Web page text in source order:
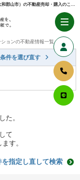
奈良県 生駒市萩原町 中古マンション｜奈良県（奈良市・生駒市・大和郡山市）の不動産売却・購入のことなら株式会社丸山不動産販売
ョンの不動産情報一覧
条件を選び直す
た。
て
す。
を指定し直して検索